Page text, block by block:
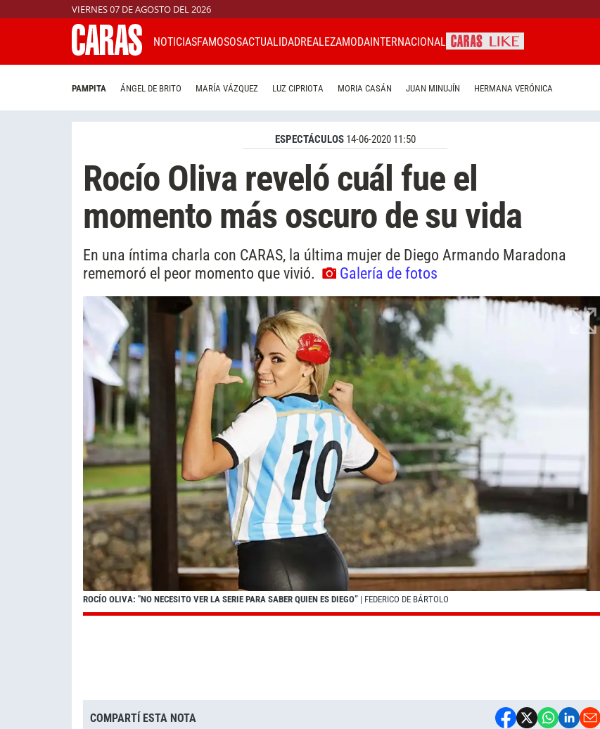
VIERNES 07 DE AGOSTO DEL 2026
NOTICIASFAMOSOSACTUALIDADREALEZAMODAINTERNACIONAL
PAMPITA ÁNGEL DE BRITO MARÍA VÁZQUEZ LUZ CIPRIOTA MORIA CASÁN JUAN MINUJÍN HERMANA VERÓNICA
ESPECTÁCULOS 14-06-2020 11:50
Rocío Oliva reveló cuál fue el
momento más oscuro de su vida
En una íntima charla con CARAS, la última mujer de Diego Armando Maradona
rememoró el peor momento que vivió.
Galería de fotos
ROCÍO OLIVA: "NO NECESITO VER LA SERIE PARA SABER QUIEN ES DIEGO” | FEDERICO DE BÁRTOLO
COMPARTÍ ESTA NOTA